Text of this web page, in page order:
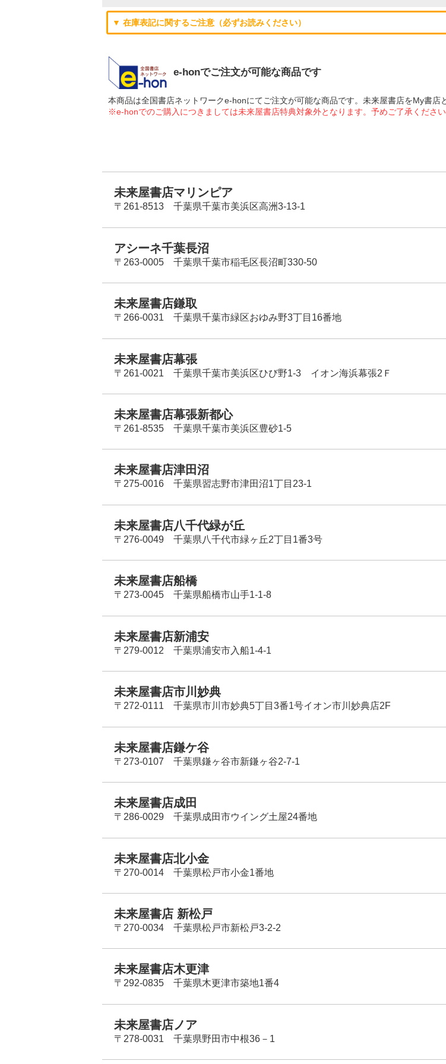
▼ 在庫表記に関するご注意（必ずお読みください）
e-honでご注文が可能な商品です
本商品は全国書店ネットワークe-honにてご注文が可能な商品です。未来屋書店をMy書店
※e-honでのご購入につきましては未来屋書店特典対象外となります。予めご了承ください
未来屋書店マリンピア
〒261-8513 千葉県千葉市美浜区高洲3-13-1
アシーネ千葉長沼
〒263-0005 千葉県千葉市稲毛区長沼町330-50
未来屋書店鎌取
〒266-0031 千葉県千葉市緑区おゆみ野3丁目16番地
未来屋書店幕張
〒261-0021 千葉県千葉市美浜区ひび野1-3 イオン海浜幕張2Ｆ
未来屋書店幕張新都心
〒261-8535 千葉県千葉市美浜区豊砂1-5
未来屋書店津田沼
〒275-0016 千葉県習志野市津田沼1丁目23-1
未来屋書店八千代緑が丘
〒276-0049 千葉県八千代市緑ヶ丘2丁目1番3号
未来屋書店船橋
〒273-0045 千葉県船橋市山手1-1-8
未来屋書店新浦安
〒279-0012 千葉県浦安市入船1-4-1
未来屋書店市川妙典
〒272-0111 千葉県市川市妙典5丁目3番1号イオン市川妙典店2F
未来屋書店鎌ケ谷
〒273-0107 千葉県鎌ヶ谷市新鎌ヶ谷2-7-1
未来屋書店成田
〒286-0029 千葉県成田市ウイング土屋24番地
未来屋書店北小金
〒270-0014 千葉県松戸市小金1番地
未来屋書店 新松戸
〒270-0034 千葉県松戸市新松戸3-2-2
未来屋書店木更津
〒292-0835 千葉県木更津市築地1番4
未来屋書店ノア
〒278-0031 千葉県野田市中根36－1